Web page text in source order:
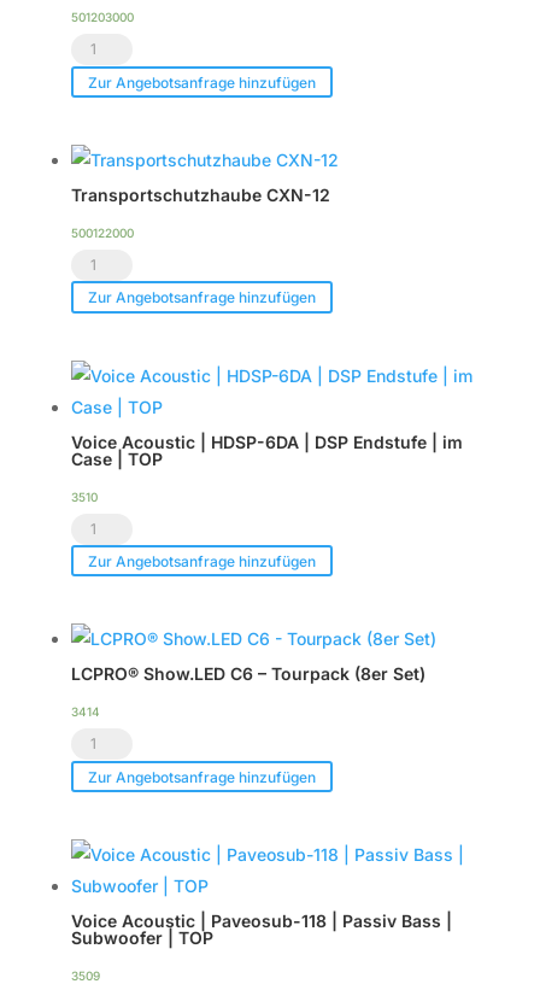
501203000
Heavy-
Duty
für
bis
zu
2
CXN-
Menge
Zur Angebotsanfrage hinzufügen
Transportschutzhaube CXN-12
500122000
Transportschutzhaube
CXN-
Menge
Zur Angebotsanfrage hinzufügen
Voice Acoustic | HDSP-6DA | DSP Endstufe | im
Case | TOP
3510
Voice
Acoustic
HDSP-
6DA
|
DSP
Endstufe
Case
Menge
Zur Angebotsanfrage hinzufügen
LCPRO® Show.LED C6 – Tourpack (8er Set)
3414
LCPRO®
Show.LED
-
Tourpack
(8er
Set)
Zur Angebotsanfrage hinzufügen
Voice Acoustic | Paveosub-118 | Passiv Bass |
Subwoofer | TOP
3509